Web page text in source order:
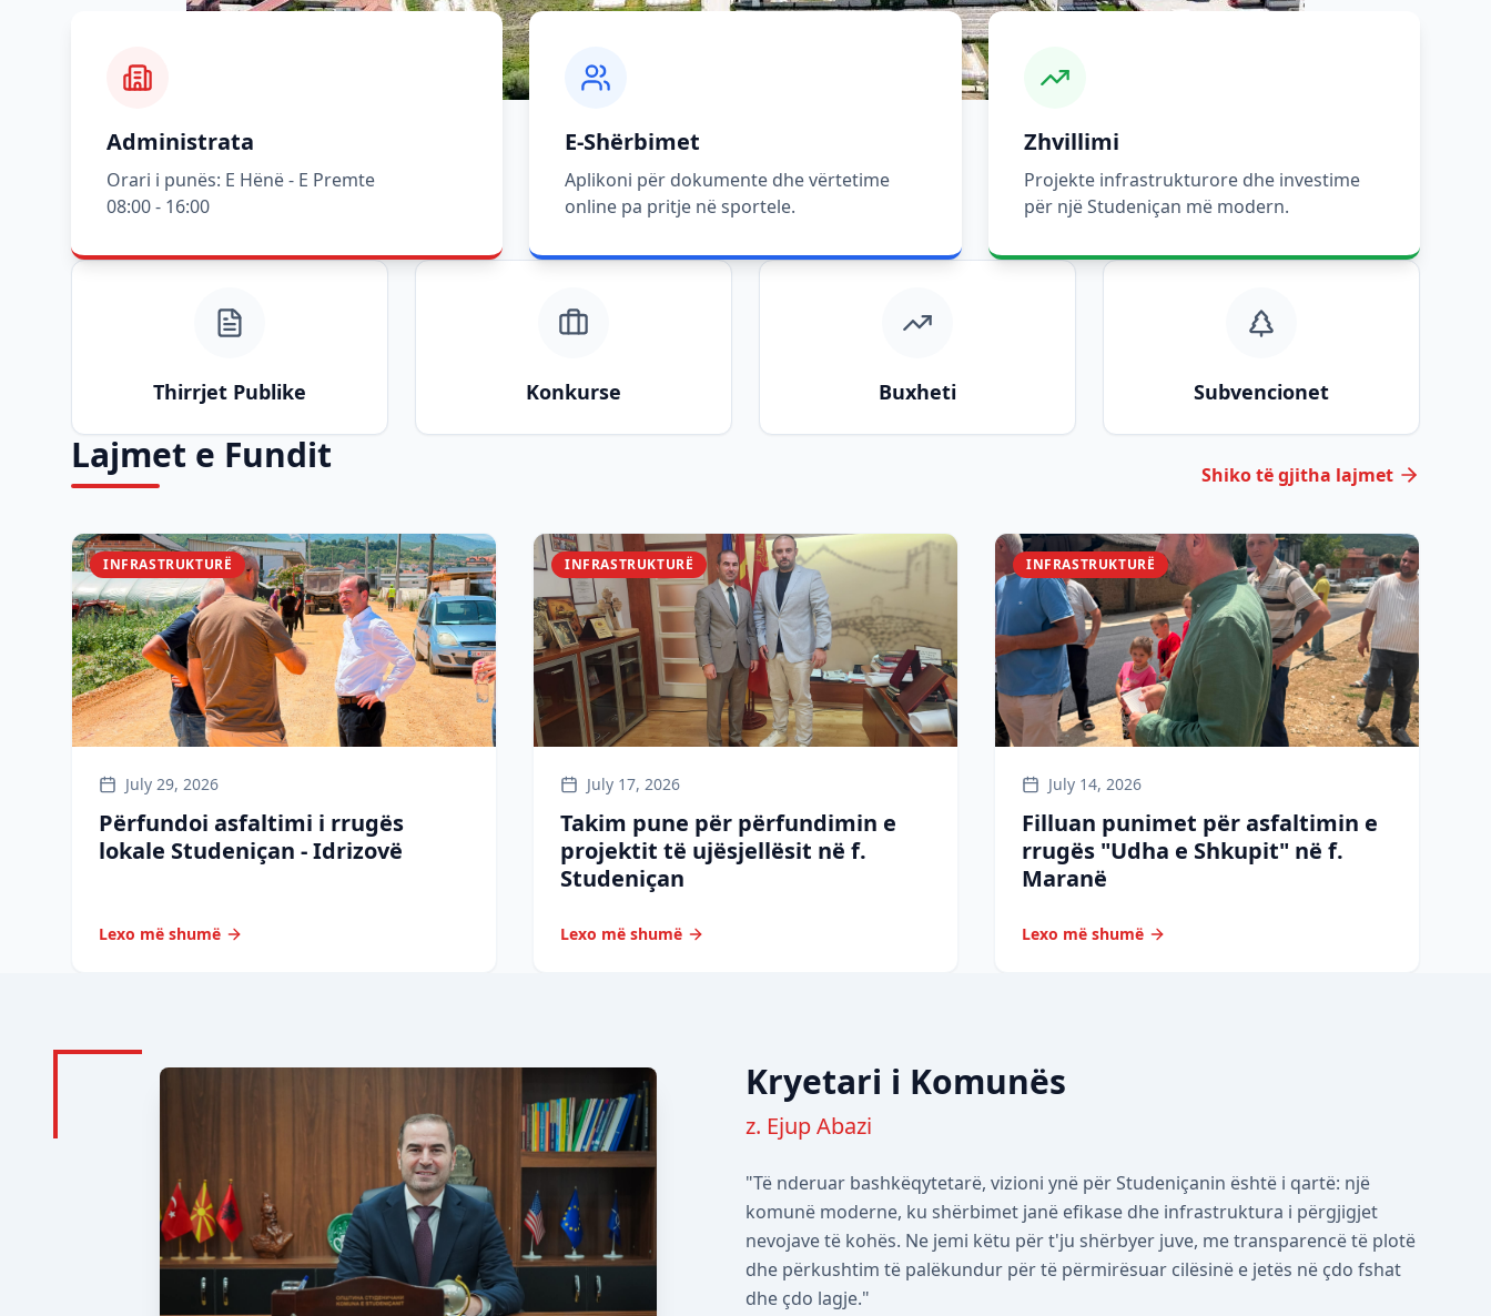
Administrata
Orari i punës: E Hënë - E Premte
08:00 - 16:00
E-Shërbimet
Aplikoni për dokumente dhe vërtetime
online pa pritje në sportele.
Zhvillimi
Projekte infrastrukturore dhe investime
për një Studeniçan më modern.
Thirrjet Publike Konkurse Buxheti Subvencionet
Lajmet e Fundit Shiko të gjitha lajmet
INFRASTRUKTURË
July 29, 2026
Përfundoi asfaltimi i rrugës
lokale Studeniçan - Idrizovë
Lexo më shumë
INFRASTRUKTURË
July 17, 2026
Takim pune për përfundimin e
projektit të ujësjellësit në f.
Studeniçan
Lexo më shumë
INFRASTRUKTURË
July 14, 2026
Filluan punimet për asfaltimin e
rrugës "Udha e Shkupit" në f.
Maranë
Lexo më shumë
Kryetari i Komunës
z. Ejup Abazi
"Të nderuar bashkëqytetarë, vizioni ynë për Studeniçanin është i qartë: një
komunë moderne, ku shërbimet janë efikase dhe infrastruktura i përgjigjet
nevojave të kohës. Ne jemi këtu për t'ju shërbyer juve, me transparencë të plotë
dhe përkushtim të palëkundur për të përmirësuar cilësinë e jetës në çdo fshat
dhe çdo lagje."